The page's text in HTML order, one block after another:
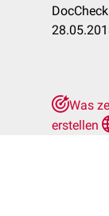
Was
erstellen